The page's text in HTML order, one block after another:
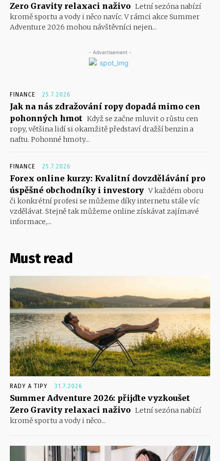
Zero Gravity relaxaci naživo Letní sezóna nabízí
kromě sportu a vody i něco navíc. V rámci akce Summer
Adventure 2026 mohou návštěvníci nejen...
- Advertisement -
FINANCE 25.7.2026
Jak na nás zdražování ropy dopadá mimo cen
pohonných hmot Když se začne mluvit o růstu cen
ropy, většina lidí si okamžitě představí dražší benzin a
naftu. Pohonné hmoty...
FINANCE 25.7.2026
Forex online kurzy: Kvalitní dovzdělávání pro
úspěšné obchodníky i investory V každém oboru
či konkrétní profesi se můžeme díky internetu stále víc
vzdělávat. Stejně tak můžeme online získávat zajímavé
informace,...
Must read
RADY A TIPY 31.7.2026
Summer Adventure 2026: přijďte vyzkoušet
Zero Gravity relaxaci naživo Letní sezóna nabízí
kromě sportu a vody i něco...